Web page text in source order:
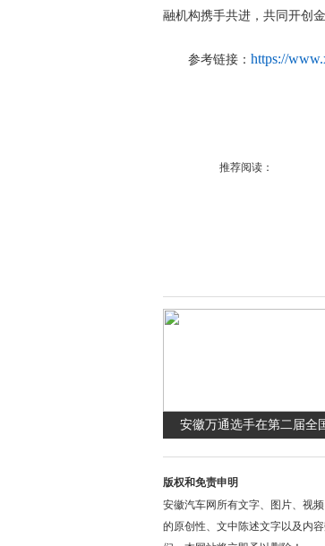
融机构携手共进，共同开创
参考链接： https://
推荐阅读：
安徽万通选手在第二届全
版权和免责申明
安徽汽车网所有文字、图片、视
的原创性、文中陈述文字以及内